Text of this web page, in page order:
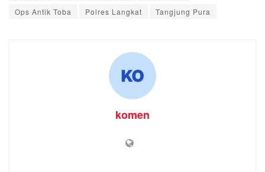
Ops Antik Toba
Polres Langkat Tangjung Pura
komen